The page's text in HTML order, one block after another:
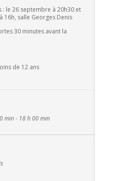
: le 26 septembre à 20h30 et
16h, salle Georges Denis
30 minutes avant la
de 12 ans
min - 18 h 00 min